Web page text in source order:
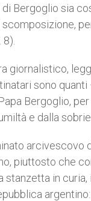
Bergoglio sia
scomposizione,
giornalistico,
sono
Bergoglio,
e dalla
piuttosto che
in